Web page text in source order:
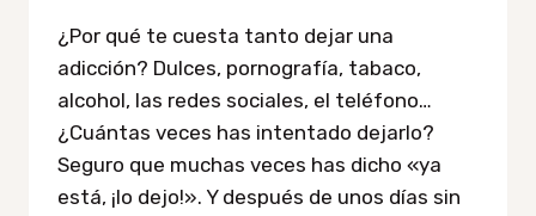
¿Por qué te cuesta tanto dejar una
adicción? Dulces, pornografía, tabaco,
alcohol, las redes sociales, el teléfono…
¿Cuántas veces has intentado dejarlo?
Seguro que muchas veces has dicho «ya
está, ¡lo dejo!». Y después de unos días sin